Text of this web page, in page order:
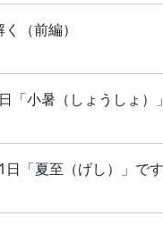
（前編）
「小暑（しょうしょ
「夏至（げし）」で